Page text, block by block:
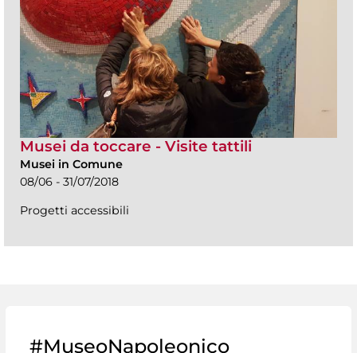
Musei da toccare - Visite tattili
Musei in Comune
08/06 - 31/07/2018
Progetti accessibili
#MuseoNapoleonico